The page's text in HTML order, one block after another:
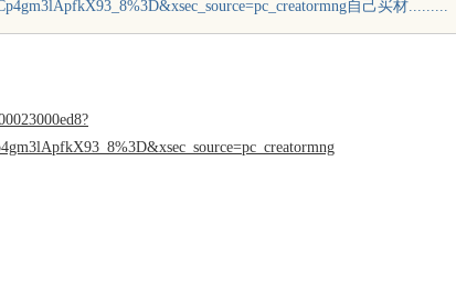
自己买材.........
贝净 AC 国际医疗实验室，标准化研 深